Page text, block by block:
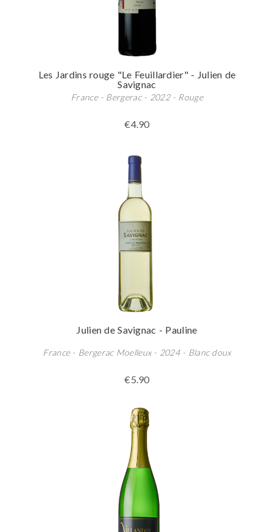
Les Jardins rouge "Le Feuillardier" - Julien de
Savignac
France - Bergerac - 2022 - Rouge
€4.90
Julien de Savignac - Pauline
France - Bergerac Moelleux - 2024 - Blanc doux
€5.90